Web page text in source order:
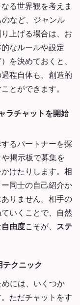
る世界観を考えま
など、ジャンル
上げる場合は、お
なルールや設定
を決めておくと、
程自体も、創造的
とができます。
ラチャットを開始
るパートナーを探
掲示板で募集を
けたりします。相
同士の自己紹介か
りません。相手の
いくことで、自然
自由度こそが、 ステ
クニック
には、いくつか
ただチャットをす